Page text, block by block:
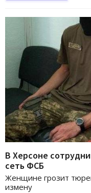
В Херсоне
сеть ФСБ
Женщине грозит
измену